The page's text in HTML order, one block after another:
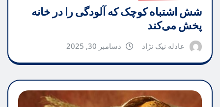
شش اشتباه کوچک که آلودگی را در خانه
پخش می‌کند
عادله نیک نژاد دسامبر 30, 2025